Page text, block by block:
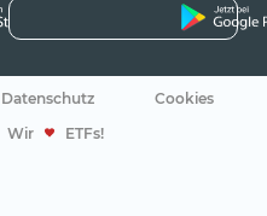
Datenschutz
Cookies
Wir ETFs!